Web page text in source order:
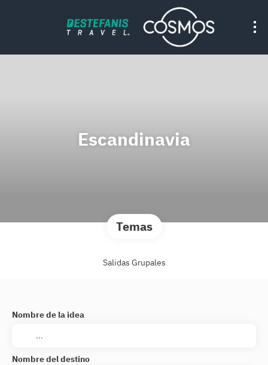
Escandinavia
Temas
Salidas Grupales
Nombre de la idea
Nombre del destino